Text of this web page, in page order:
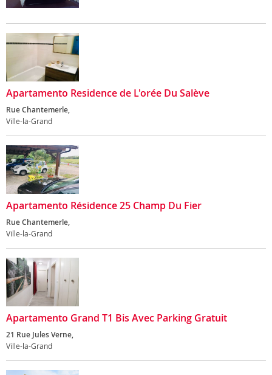
Apartamento Residence de L'orée Du Salève
Rue Chantemerle,
Ville-la-Grand
Apartamento Résidence 25 Champ Du Fier
Rue Chantemerle,
Ville-la-Grand
Apartamento Grand T1 Bis Avec Parking Gratuit
21 Rue Jules Verne,
Ville-la-Grand